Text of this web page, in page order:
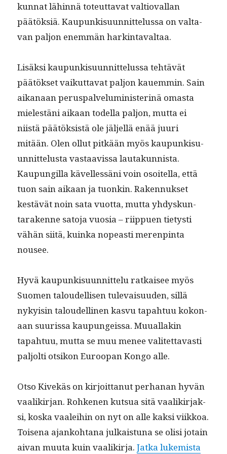
kun­nat lähin­nä toteut­ta­vat val­tio­val­lan
päätök­siä. Kaupunkisu­un­nit­telus­sa on val­ta­
van paljon enem­män harkintavaltaa.
Lisäk­si kaupunkisu­un­nit­telus­sa tehtävät
päätök­set vaikut­ta­vat paljon kauem­min. Sain
aikanaan perus­palve­lu­min­is­ter­inä omas­ta
mielestäni aikaan todel­la paljon, mut­ta ei
niistä päätök­sistä ole jäl­jel­lä enää juuri
mitään. Olen ollut pitkään myös kaupunkisu­
un­nit­telus­ta vas­taavis­sa lau­takun­nista.
Kaupungilla kävel­lessäni voin osoitel­la, että
tuon sain aikaan ja tuonkin. Raken­nuk­set
kestävät noin sata vuot­ta, mut­ta yhdyskun­
tarakenne sato­ja vuosia – riip­puen tietysti
vähän siitä, kuin­ka nopeasti meren­pin­ta
nousee.
Hyvä kaupunkisu­un­nit­telu ratkaisee myös
Suomen taloudel­lisen tule­vaisu­u­den, sil­lä
nyky­isin taloudelli­nen kasvu tapah­tuu kokon­
aan suuris­sa kaupungeis­sa. Muual­lakin
tapah­tuu, mut­ta se muu menee valitet­tavasti
paljolti otsikon Euroopan Kon­go alle.
Otso Kivekäs on kir­joit­tanut per­hanan hyvän
vaa­likir­jan. Rohke­nen kut­sua sitä vaa­likir­jak­
si, kos­ka vaalei­hin on nyt on alle kak­si viikkoa.
Toise­na ajanko­htana julka­istu­na se olisi jotain
aivan muu­ta kuin vaa­likir­ja.Jat­ka lukemista